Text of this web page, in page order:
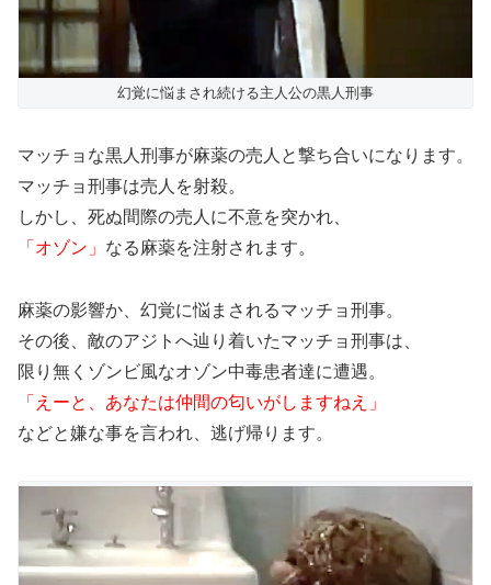
幻覚に悩まされ続ける主人公の黒人刑事
マッチョな黒人刑事が麻薬の売人と撃ち合いになります。
マッチョ刑事は売人を射殺。
しかし、死ぬ間際の売人に不意を突かれ、
「オゾン」 なる麻薬を注射されます。
麻薬の影響か、幻覚に悩まされるマッチョ刑事。
その後、敵のアジトへ辿り着いたマッチョ刑事は、
限り無くゾンビ風なオゾン中毒患者達に遭遇。
「えーと、あなたは仲間の匂いがしますねえ」
などと嫌な事を言われ、逃げ帰ります。